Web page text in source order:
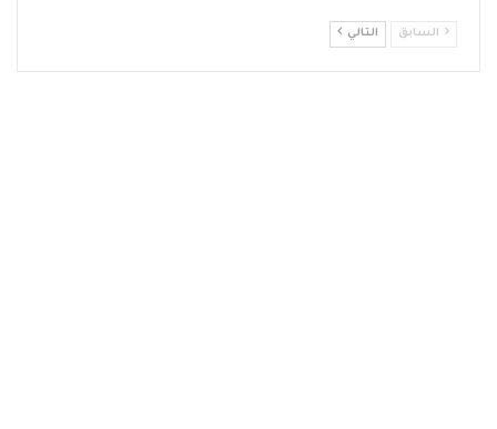
السابق التالي